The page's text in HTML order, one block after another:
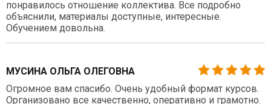
понравилось отношение коллектива. Все подробно
объяснили, материалы доступные, интересные.
Обучением довольна.
МУСИНА ОЛЬГА ОЛЕГОВНА
Огромное вам спасибо. Очень удобный формат курсов.
Организовано все качественно, оперативно и грамотно.